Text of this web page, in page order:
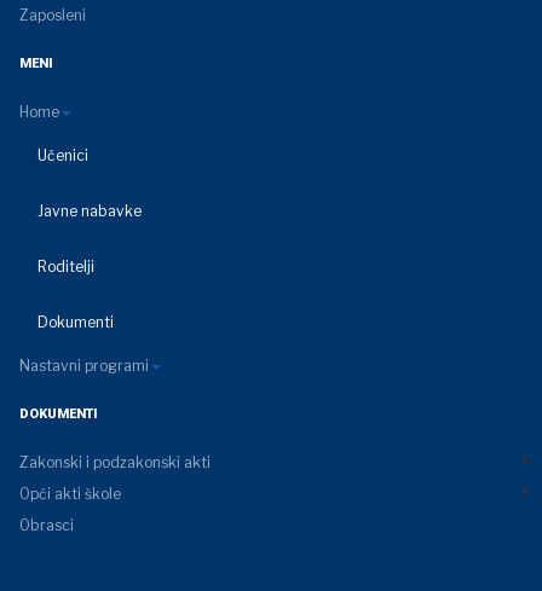
Zaposleni
MENI
Home
Učenici
Javne nabavke
Roditelji
Dokumenti
Nastavni programi
DOKUMENTI
Zakonski i podzakonski akti
Opći akti škole
Obrasci